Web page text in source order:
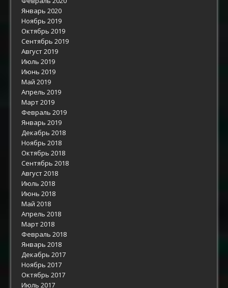
Январь 2020
Ноябрь 2019
Октябрь 2019
Сентябрь 2019
Август 2019
Июль 2019
Июнь 2019
Май 2019
Апрель 2019
Март 2019
Февраль 2019
Январь 2019
Декабрь 2018
Ноябрь 2018
Октябрь 2018
Сентябрь 2018
Август 2018
Июль 2018
Июнь 2018
Май 2018
Апрель 2018
Март 2018
Февраль 2018
Январь 2018
Декабрь 2017
Ноябрь 2017
Октябрь 2017
Июль 2017